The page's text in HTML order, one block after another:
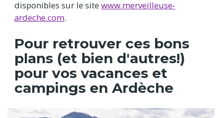
disponibles sur le site www.merveilleuse-
ardeche.com.
Pour retrouver ces bons
plans (et bien d'autres!)
pour vos vacances et
campings en Ardèche